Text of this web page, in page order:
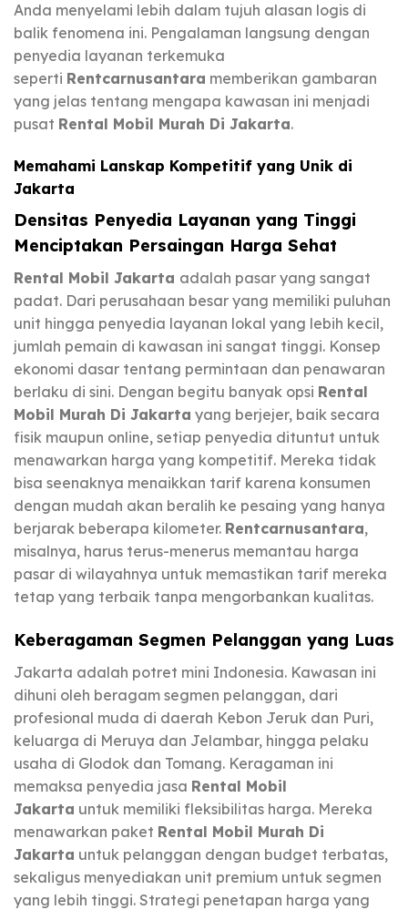
Anda menyelami lebih dalam tujuh alasan logis di
balik fenomena ini. Pengalaman langsung dengan
penyedia layanan terkemuka
seperti Rentcarnusantara memberikan gambaran
yang jelas tentang mengapa kawasan ini menjadi
pusat Rental Mobil Murah Di Jakarta.
Memahami Lanskap Kompetitif yang Unik di
Jakarta
Densitas Penyedia Layanan yang Tinggi
Menciptakan Persaingan Harga Sehat
Rental Mobil Jakarta adalah pasar yang sangat
padat. Dari perusahaan besar yang memiliki puluhan
unit hingga penyedia layanan lokal yang lebih kecil,
jumlah pemain di kawasan ini sangat tinggi. Konsep
ekonomi dasar tentang permintaan dan penawaran
berlaku di sini. Dengan begitu banyak opsi Rental
Mobil Murah Di Jakarta yang berjejer, baik secara
fisik maupun online, setiap penyedia dituntut untuk
menawarkan harga yang kompetitif. Mereka tidak
bisa seenaknya menaikkan tarif karena konsumen
dengan mudah akan beralih ke pesaing yang hanya
berjarak beberapa kilometer. Rentcarnusantara,
misalnya, harus terus-menerus memantau harga
pasar di wilayahnya untuk memastikan tarif mereka
tetap yang terbaik tanpa mengorbankan kualitas.
Keberagaman Segmen Pelanggan yang Luas
Jakarta adalah potret mini Indonesia. Kawasan ini
dihuni oleh beragam segmen pelanggan, dari
profesional muda di daerah Kebon Jeruk dan Puri,
keluarga di Meruya dan Jelambar, hingga pelaku
usaha di Glodok dan Tomang. Keragaman ini
memaksa penyedia jasa Rental Mobil
Jakarta untuk memiliki fleksibilitas harga. Mereka
menawarkan paket Rental Mobil Murah Di
Jakarta untuk pelanggan dengan budget terbatas,
sekaligus menyediakan unit premium untuk segmen
yang lebih tinggi. Strategi penetapan harga yang